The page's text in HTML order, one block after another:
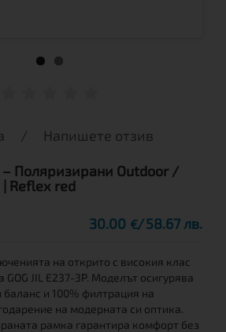
/ Напишете отзив
– Поляризирани Outdoor /
Reflex red
30.00 € 58.67 лв.
на открито с високия клас
JIL E237-3P. Моделът осигурява
и 100% филтрация на
на модерната си оптика.
рамка гарантира комфорт без